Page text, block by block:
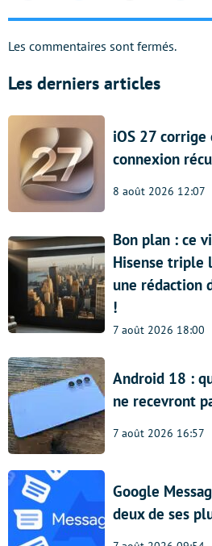
Les commentaires sont fermés.
Les derniers articles
iOS 27
connexion
8 août 2026 12:07
Bon plan : ce
Hisense triple
une rédaction
!
7 août 2026 18:00
Android 18 :
ne recevront
7 août 2026 16:57
Google
deux de ses